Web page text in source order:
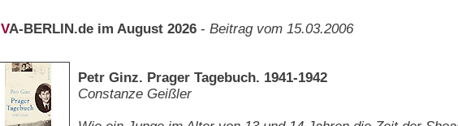
VA-BERLIN.de im August 2026 - Beitrag vom 15.03.2006
Petr Ginz. Prager Tagebuch. 1941-1942
Constanze Geißler